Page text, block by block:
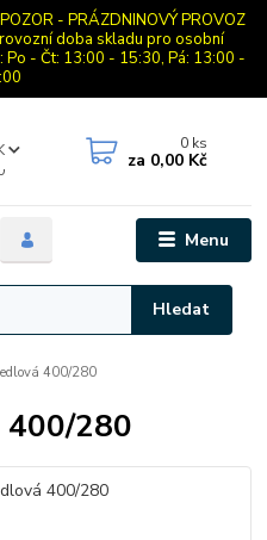
POZOR - PRÁZDNINOVÝ PROVOZ
doba skladu pro osobní
- Čt: 13:00 - 15:30, Pá: 13:00 -
Menu
Hledat
0 ks
za 0,00 Kč
400/280
400/280